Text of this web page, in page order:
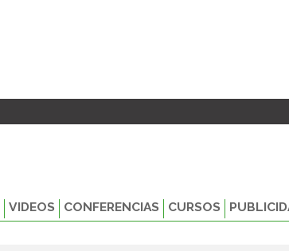
VIDEOS CONFERENCIAS CURSOS